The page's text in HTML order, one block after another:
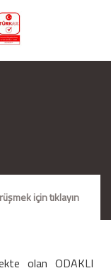
için tıklayın
olan ODAKLI